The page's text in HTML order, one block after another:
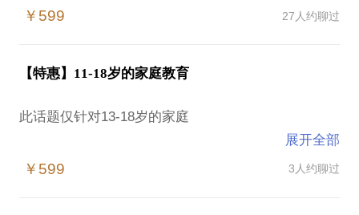
我能让对方快速明白我的需求吗？
在校生、职场新人容易遇到的问题：
光？
即将要走入职场，我该怎么选择形形色色的职业？
在就业问题上，父母与我的意见有矛盾，我应该怎么
办？
影响了之后考生四年的学习生活进而决定了其进入职
虽然“三分成绩，七分志愿”的说法有些过了，但是志
愿填报确实是在拿着高考的成绩进行一次重要的人生
如何平衡分数、学校、专业、天赋、性格、费用、生
活状态、就业环境，考生与家长必须认真对待。
￥599 27人约聊过
【特惠】11-18岁的家庭教育
此话题仅针对13-18岁的家庭
展开全部
￥599 3人约聊过